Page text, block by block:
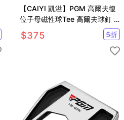
【CAIYI 凱溢】PGM 高爾夫復
位子母磁性球Tee 高爾夫球釘 5
支
$375 5折